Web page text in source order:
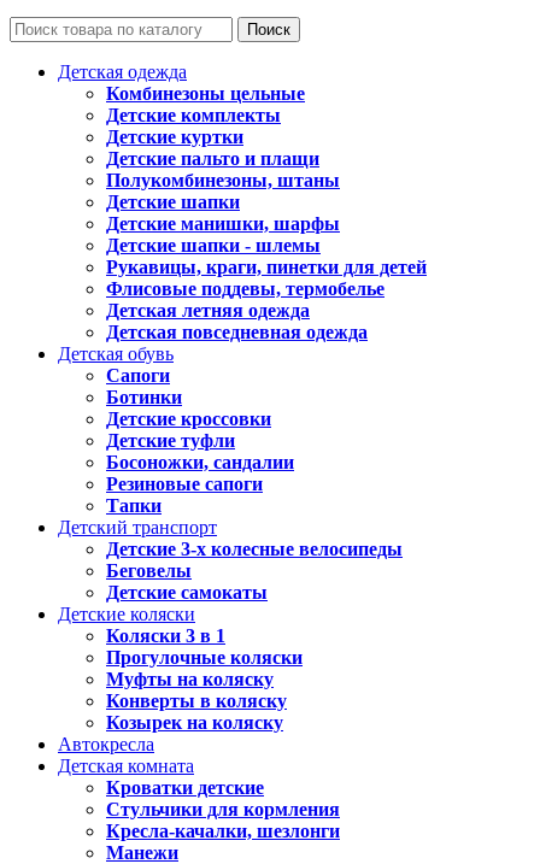
Поиск
Детская одежда
Комбинезоны цельные
Детские комплекты
Детские куртки
Детские пальто и плащи
Полукомбинезоны, штаны
Детские шапки
Детские манишки, шарфы
Детские шапки - шлемы
Рукавицы, краги, пинетки для детей
Флисовые поддевы, термобелье
Детская летняя одежда
Детская повседневная одежда
Детская обувь
Сапоги
Ботинки
Детские кроссовки
Детские туфли
Босоножки, сандалии
Резиновые сапоги
Тапки
Детский транспорт
Детские 3-х колесные велосипеды
Беговелы
Детские самокаты
Детские коляски
Коляски 3 в 1
Прогулочные коляски
Муфты на коляску
Конверты в коляску
Козырек на коляску
Автокресла
Детская комната
Кроватки детские
Стульчики для кормления
Кресла-качалки, шезлонги
Манежи